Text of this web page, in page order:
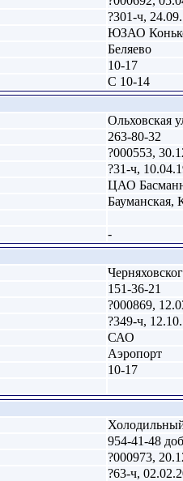
?301-ч,
ЮЗАО
Беляево
10-17
С 10-14
Ольховская
263-80-32
?000553,
?31-ч,
ЦАО
Бауманская,
-
151-36-21
?000869,
?349-ч,
САО
Аэропорт
10-17
954-41-48
?000973,
?63-ч,